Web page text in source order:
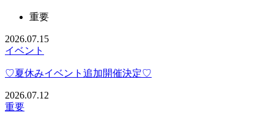
重要
2026.07.15
イベント
♡夏休みイベント追加開催決定♡
2026.07.12
重要